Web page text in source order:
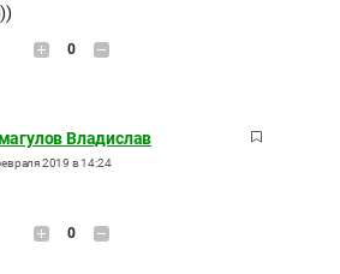
0
Владислав
2019 в 14:24
0